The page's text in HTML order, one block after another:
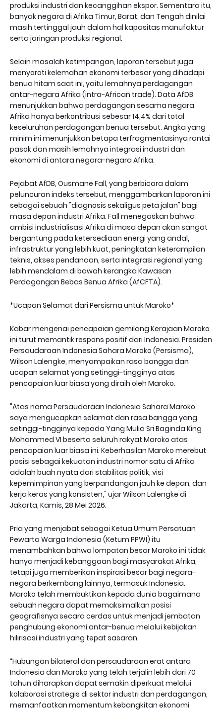
produksi industri dan kecanggihan ekspor. Sementara itu,
banyak negara di Afrika Timur, Barat, dan Tengah dinilai
masih tertinggal jauh dalam hal kapasitas manufaktur
serta jaringan produksi regional.
Selain masalah ketimpangan, laporan tersebut juga
menyoroti kelemahan ekonomi terbesar yang dihadapi
benua hitam saat ini, yaitu lemahnya perdagangan
antar-negara Afrika (intra-African trade). Data AfDB
menunjukkan bahwa perdagangan sesama negara
Afrika hanya berkontribusi sebesar 14,4% dari total
keseluruhan perdagangan benua tersebut. Angka yang
minim ini menunjukkan betapa terfragmentasinya rantai
pasok dan masih lemahnya integrasi industri dan
ekonomi di antara negara-negara Afrika.
Pejabat AfDB, Ousmane Fall, yang berbicara dalam
peluncuran indeks tersebut, menggambarkan laporan ini
sebagai sebuah "diagnosis sekaligus peta jalan" bagi
masa depan industri Afrika. Fall menegaskan bahwa
ambisi industrialisasi Afrika di masa depan akan sangat
bergantung pada ketersediaan energi yang andal,
infrastruktur yang lebih kuat, peningkatan keterampilan
teknis, akses pendanaan, serta integrasi regional yang
lebih mendalam di bawah kerangka Kawasan
Perdagangan Bebas Benua Afrika (AfCFTA).
*Ucapan Selamat dari Persisma untuk Maroko*
Kabar mengenai pencapaian gemilang Kerajaan Maroko
ini turut memantik respons positif dari Indonesia. Presiden
Persaudaraan Indonesia Sahara Maroko (Persisma),
Wilson Lalengke, menyampaikan rasa bangga dan
ucapan selamat yang setinggi-tingginya atas
pencapaian luar biasa yang diraih oleh Maroko.
"Atas nama Persaudaraan Indonesia Sahara Maroko,
saya mengucapkan selamat dan rasa bangga yang
setinggi-tingginya kepada Yang Mulia Sri Baginda King
Mohammed VI beserta seluruh rakyat Maroko atas
pencapaian luar biasa ini. Keberhasilan Maroko merebut
posisi sebagai kekuatan industri nomor satu di Afrika
adalah buah nyata dari stabilitas politik, visi
kepemimpinan yang berpandangan jauh ke depan, dan
kerja keras yang konsisten," ujar Wilson Lalengke di
Jakarta, Kamis, 28 Mei 2026.
Pria yang menjabat sebagai Ketua Umum Persatuan
Pewarta Warga Indonesia (Ketum PPWI) itu
menambahkan bahwa lompatan besar Maroko ini tidak
hanya menjadi kebanggaan bagi masyarakat Afrika,
tetapi juga memberikan inspirasi besar bagi negara-
negara berkembang lainnya, termasuk Indonesia.
Maroko telah membuktikan kepada dunia bagaimana
sebuah negara dapat memaksimalkan posisi
geografisnya secara cerdas untuk menjadi jembatan
penghubung ekonomi antar-benua melalui kebijakan
hilirisasi industri yang tepat sasaran.
“Hubungan bilateral dan persaudaraan erat antara
Indonesia dan Maroko yang telah terjalin lebih dari 70
tahun diharapkan dapat semakin diperkuat melalui
kolaborasi strategis di sektor industri dan perdagangan,
memanfaatkan momentum kebangkitan ekonomi